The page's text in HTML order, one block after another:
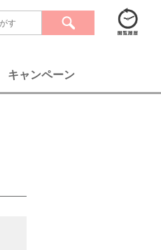
キャンペーン